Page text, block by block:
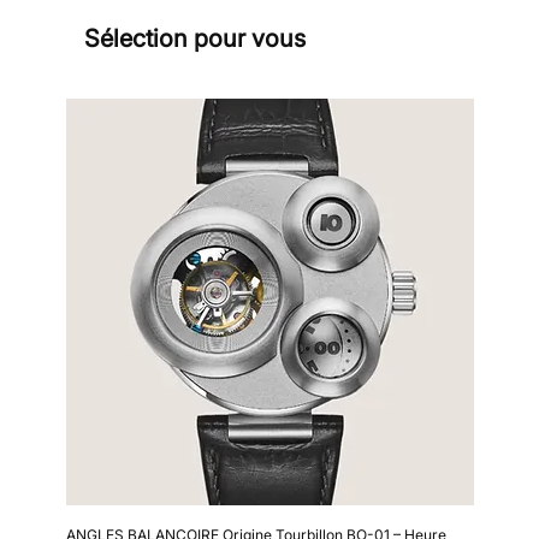
Sélection pour vous
ANGLES BALANCOIRE Origine Tourbillon BO-01 – Heure